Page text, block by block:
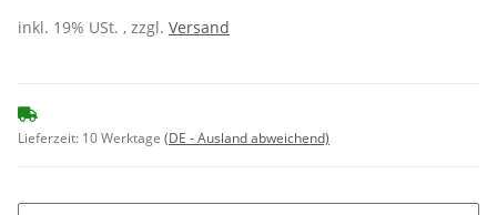
inkl. 19% USt. , zzgl. Versand
Lieferzeit: 10 Werktage (DE - Ausland abweichend)